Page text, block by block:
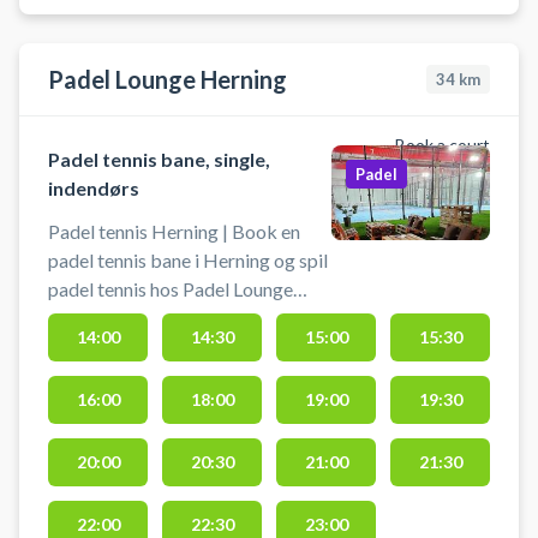
Padel Lounge Herning 34 km
Book a court
Padel tennis bane, single,
indendørs
Padel tennis Herning | Book en
padel tennis bane i Herning og spil
padel tennis hos Padel Lounge
indendørs i et padelcenter i
centrum af byen. Banen du booker
er en single padel tennis bane for 2
spillere. Padel Lounge Herning har
i alt 1 singbane og 4 double padel
tennis baner. Du låner gratis bat
og bolde og parkering er gratis
foran Padel Louge padelcenter der
Padel
14:00 14:30 15:00 15:30
16:00 18:00 19:00 19:30
20:00 20:30 21:00 21:30
22:00 22:30 23:00